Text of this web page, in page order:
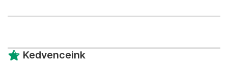
Kedvenceink